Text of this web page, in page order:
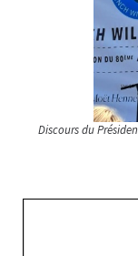
Discours du